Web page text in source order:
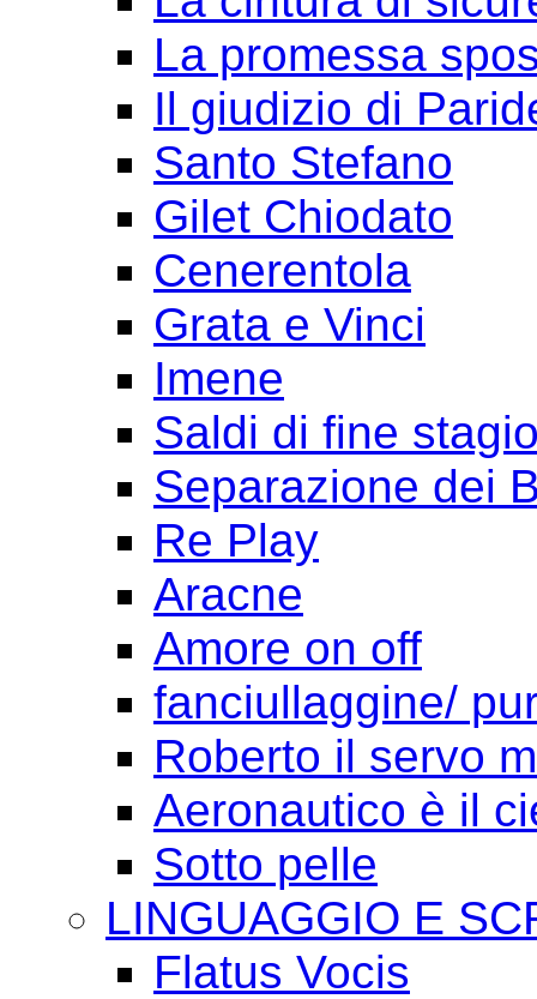
La promessa
Il giudizio di
Santo Stefano
Gilet Chiodato
Cenerentola
Grata e Vinci
Imene
Saldi di fine
Separazione dei
Re Play
Aracne
Amore on off
fanciullaggine/
Roberto il servo
Aeronautico è il
Sotto pelle
LINGUAGGIO E
Flatus Vocis